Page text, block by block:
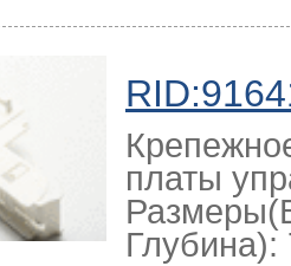
платы
Глубина):